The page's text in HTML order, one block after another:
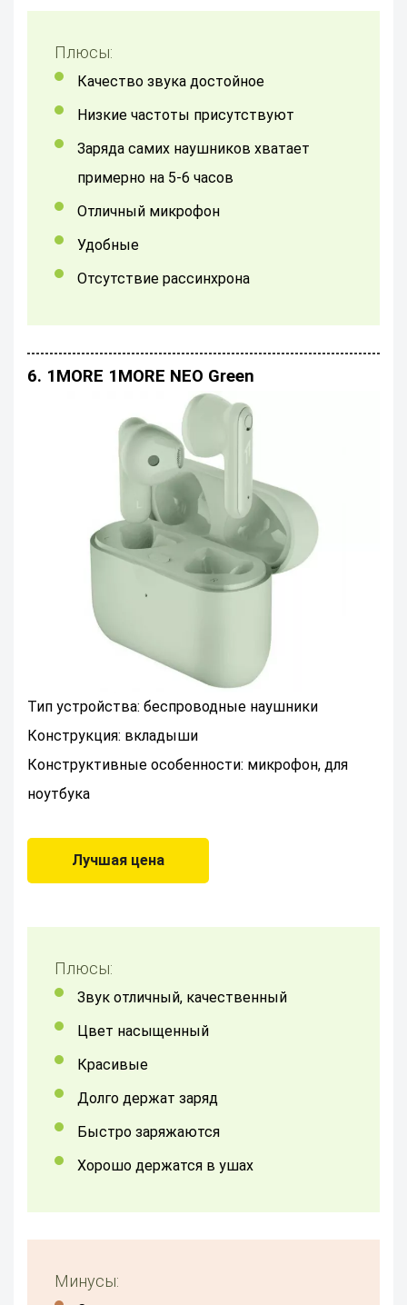
Плюсы:
Качество звука достойное
низкие частоты присутствуют
Заряда самих наушников хватает
примерно на 5-6 часов
отличный микрофон
удобные
Отсутствие рассинхрона
6. 1MORE 1MORE NEO Green
Тип устройства: беспроводные наушники
Конструкция: вкладыши
Конструктивные особенности: микрофон, для
ноутбука
Лучшая цена
Плюсы:
Звук отличный, качественный
цвет насыщенный
Красивые
долго держат заряд
быстро заряжаются
хорошо держатся в ушах
Минусы: